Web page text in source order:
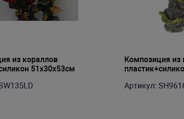
из кораллов
51х30х53см
Композиция из
Артикул: